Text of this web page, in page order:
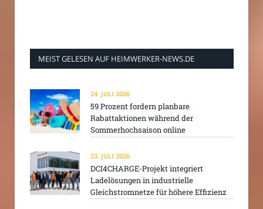
MEIST GELESEN AUF HEIMWERKER-NEWS.DE
24. JULI 2026
59 Prozent fordern planbare
Rabattaktionen während der
Sommerhochsaison online
23. JULI 2026
DCI4CHARGE-Projekt integriert
Ladelösungen in industrielle
Gleichstromnetze für höhere Effizienz